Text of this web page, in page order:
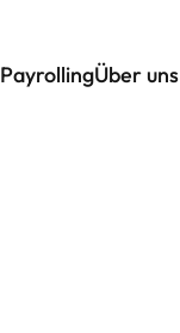
PayrollingÜber uns